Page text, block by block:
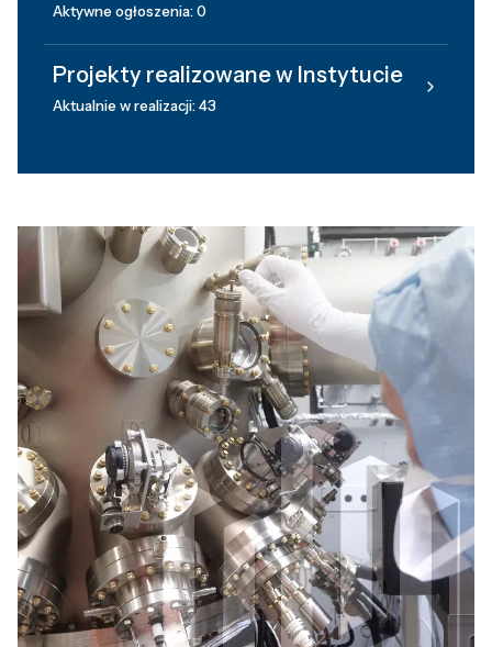
Aktywne ogłoszenia: 0
Projekty realizowane w Instytucie
Aktualnie w realizacji: 43